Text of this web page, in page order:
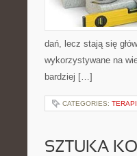
dań, lecz stają się
wykorzystywane na
bardziej […]
CATEGORIES:
SZTUKA